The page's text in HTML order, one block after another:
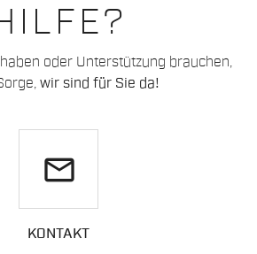
oder Unterstützung brauchen,
wir sind für Sie da!
email
KONTAKT